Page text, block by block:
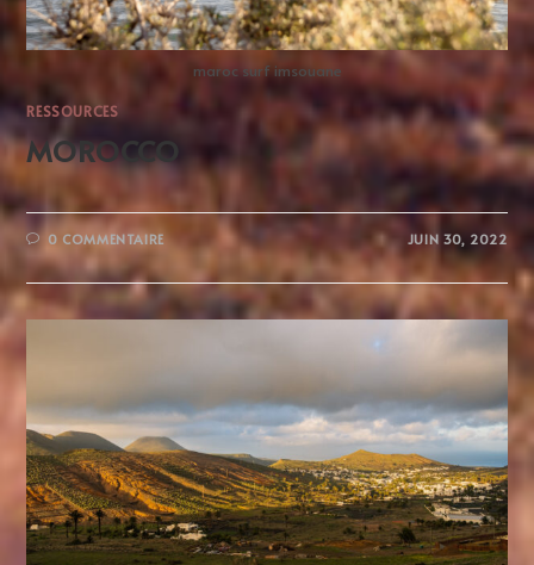
maroc surf imsouane
RESSOURCES
MOROCCO
0 COMMENTAIRE JUIN 30, 2022